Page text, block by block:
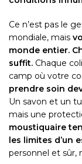
Ce n’est pas le
mondiale, mais
monde entier.
suffit. Chaque
camp où votre
prendre soin
Un savon et un
mais une
moustiquaire
les limites d’un
personnel et sûr,